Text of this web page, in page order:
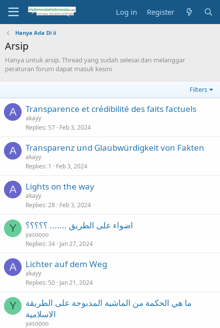
Log in Register
Hanya Ada Di ii
Arsip
Hanya untuk arsip. Thread yang sudah selesai dan melanggar
peraturan forum dapat masuk kesini
Filters
A Transparence et crédibilité des faits factuels
akayy
Replies 57 Feb 3, 2024
A Transparenz und Glaubwürdigkeit von Fakten
akayy
Replies 1 Feb 3, 2024
A Lights on the way
akayy
Replies 28 Feb 3, 2024
Y اضواء على الطريق ....... ؟؟؟؟؟
yasoooo
Replies 34 Jan 27, 2024
A Lichter auf dem Weg
akayy
Replies 50 Jan 21, 2024
Y
ما هي الحكمة من الماشية المذبوحة على الطريقة
الاسلامية
yasoooo